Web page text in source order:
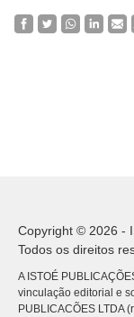
Copyright © 2026 -
Todos os direitos
A ISTOÉ
vinculação editorial e
PUBLICACÕES LTDA